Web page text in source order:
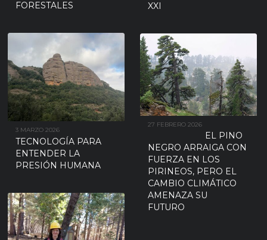
FORESTALES
XXI
3 MARZO 2026
TECNOLOGÍA PARA
ENTENDER LA
PRESIÓN HUMANA
27 FEBRERO 2026
EL PINO
NEGRO ARRAIGA CON
FUERZA EN LOS
PIRINEOS, PERO EL
CAMBIO CLIMÁTICO
AMENAZA SU
FUTURO